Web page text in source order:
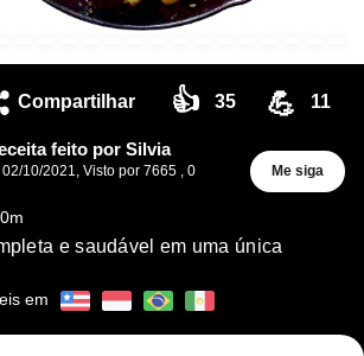
Compartilhar 👍 35 💪 11
feito por Silvia
02/10/2021, Visto por 7665 , 0
Me siga
m
e saudável em uma única
em